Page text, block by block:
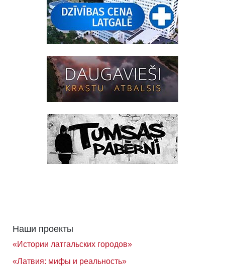
Наши проекты
«Истории латгальских городов»
«Латвия: мифы и реальность»